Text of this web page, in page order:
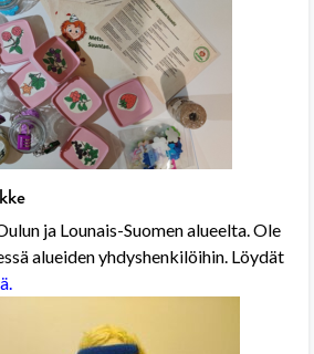
ja Lounais-Suomen alueelta. Ole
alueiden yhdyshenkilöihin. Löydät